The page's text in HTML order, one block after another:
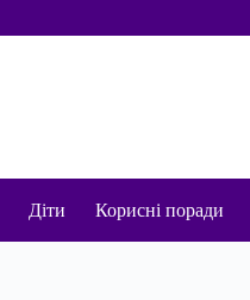
Діти Корисні поради